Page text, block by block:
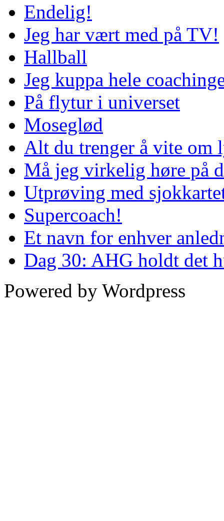
Endelig!
Jeg har vært med på TV!
Hallball
Jeg kuppa hele
På flytur i universet
Moseglød
Alt du trenger å vite om
Må jeg virkelig høre på
Utprøving med
Supercoach!
Et navn for enhver
Dag 30: AHG holdt det
Powered by Wordpress